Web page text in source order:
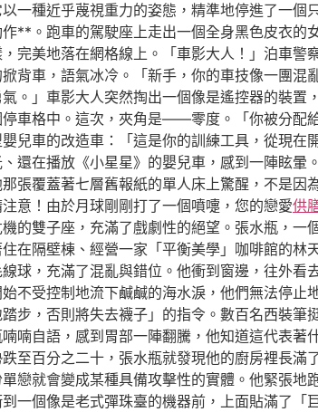
一種近乎蔑視重力的姿態，精準地停進了一
**。跑車的駕駛座上走出一個全身黑色皮衣
完美地落在網格線上。「車影大人！」泊車
背車，語氣冰冷。「新手，你的車技像一團
」車影大人突然掏出一個像是遙控器的裝置
車格中。這次，夾角是——零度。「你被分配
兒車的改造車：「這是你的訓練工具，從現
還在播放《小星星》的嬰兒車，感到一陣眩暈
張覆蓋著七層舊報紙的單人床上驚醒，不是
意！由於月球剛剛打了一個噴嚏，您的戀愛供
的雙子座，充滿了戲劇性的絕望。張水瓶，一
在隔壁棟、經營一家「平衡美學」咖啡館的
球，充滿了混亂與錯位。他衝到窗邊，往外看
不受控制地流下鹹鹹的海水淚，他們無法停
步，否則將失去襪子」的指令。數百名西裝筆
喃自語，感到胃部一陣翻騰，他知道這代表
至百分之二十，張水瓶就發現他的廚房裡長滿
戀就會變成某種具備攻擊性的實體。他緊張地
一個像是老式彈珠臺的機器前，上面貼滿了